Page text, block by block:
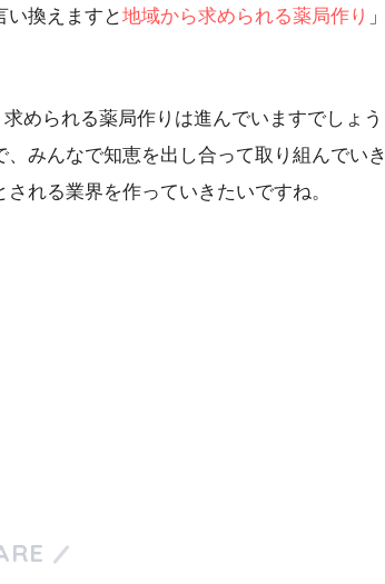
い換えますと地域から求められる薬局作り 」
められる薬局作りは進んでいますでしょう
みんなで知恵を出し合って取り組んでいき
れる業界を作っていきたいですね。